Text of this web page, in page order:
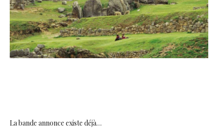
La bande annonce existe déjà…